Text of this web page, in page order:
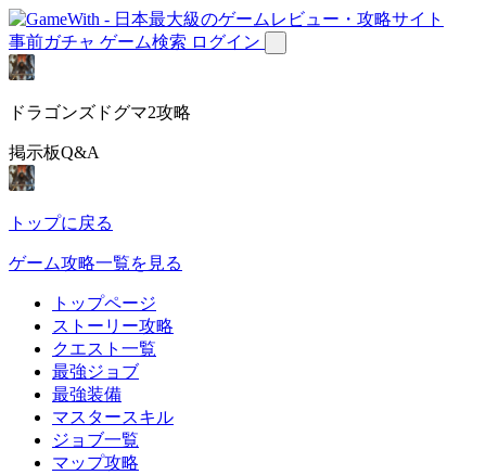
事前ガチャ ゲーム検索 ログイン
ドラゴンズドグマ2攻略
掲示板Q&A
トップに戻る
ゲーム攻略一覧を見る
トップページ
ストーリー攻略
クエスト一覧
最強ジョブ
最強装備
マスタースキル
ジョブ一覧
マップ攻略